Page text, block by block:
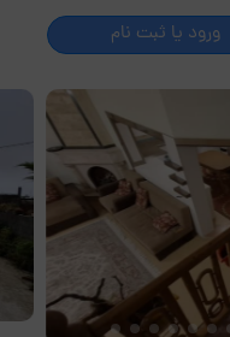
ورود یا ثبت نام